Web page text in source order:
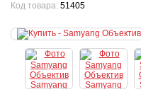
Код товара: 51405